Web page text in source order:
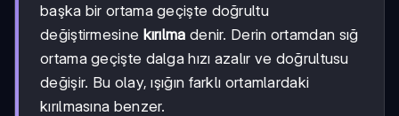
başka bir ortama geçişte doğrultu
değiştirmesine kırılma denir. Derin ortamdan sığ
ortama geçişte dalga hızı azalır ve doğrultusu
değişir. Bu olay, ışığın farklı ortamlardaki
kırılmasına benzer.